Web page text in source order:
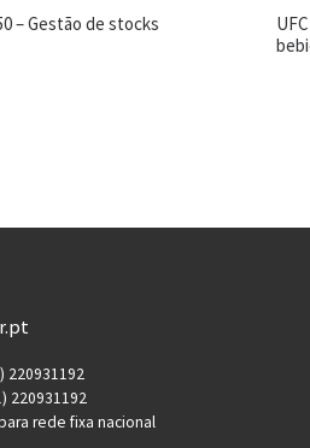
– Gestão de stocks
220931192
220931192
rede fixa nacional